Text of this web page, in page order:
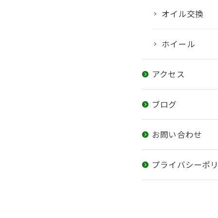
オイル交換
ホイール
アクセス
ブログ
お問い合わせ
プライバシーポ